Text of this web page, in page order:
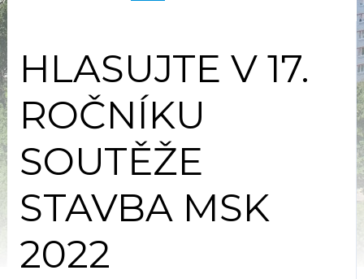
HLASUJTE V 17.
ROČNÍKU
SOUTĚŽE
STAVBA MSK
2022